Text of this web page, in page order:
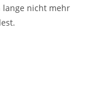
lange nicht mehr